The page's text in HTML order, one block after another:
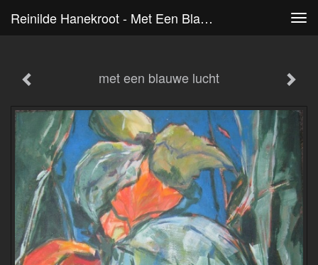
Reinilde Hanekroot - Met Een Blauwe Lucht
met een blauwe lucht